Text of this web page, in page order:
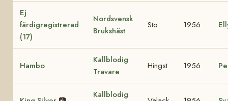
Ej
färdigregistrerad
(17)
Nordsvensk
Brukshäst
Sto 1956
Hambo
Kallblodig
Travare
Hingst 1956
Kallblodig